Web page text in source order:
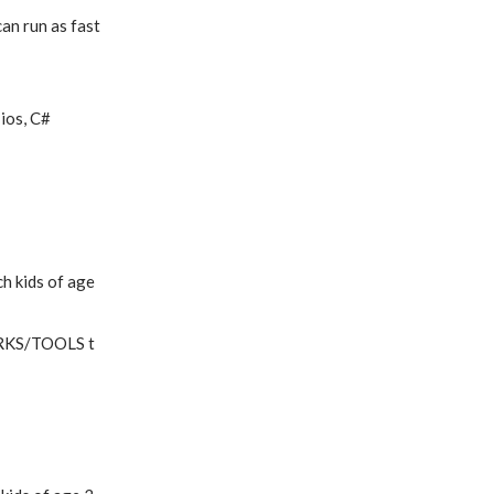
run as fast
C#
kids of age
TOOLS t